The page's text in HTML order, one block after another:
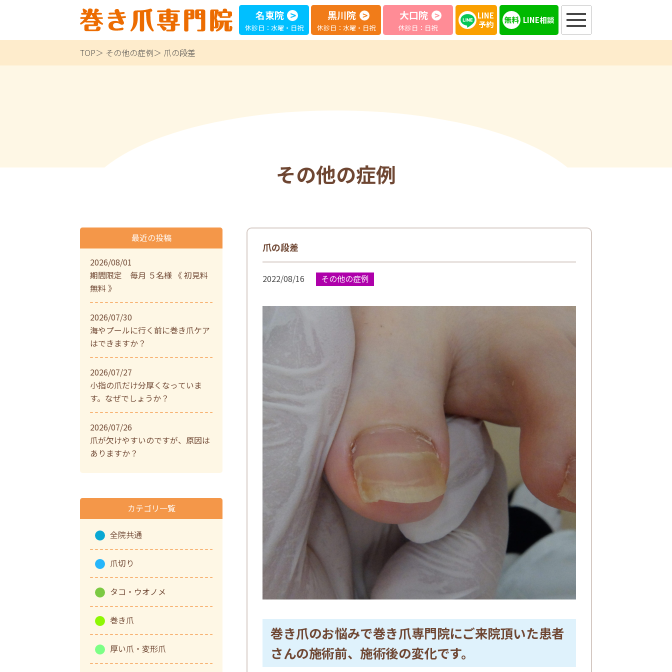
名東院
休診日：水曜・日祝
黒川院
休診日：水曜・日祝
大口院
休診日：日祝
LINE
予約
LINE相談
TOP その他の症例 爪の段差
その他の症例
爪の段差
2022/08/16 その他の症例
巻き爪のお悩みで巻き爪専門院にご来院頂いた患者
さんの施術前、施術後の変化です。
最近の投稿
2026/08/01
期間限定 毎月 ５名様 《 初見料
無料 》
2026/07/30
海やプールに行く前に巻き爪ケア
はできますか？
2026/07/27
小指の爪だけ分厚くなっていま
す。なぜでしょうか？
2026/07/26
爪が欠けやすいのですが、原因は
ありますか？
カテゴリ一覧
全院共通
爪切り
タコ・ウオノメ
巻き爪
厚い爪・変形爪